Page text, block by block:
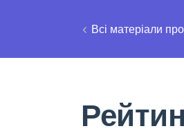
Всі матеріали про